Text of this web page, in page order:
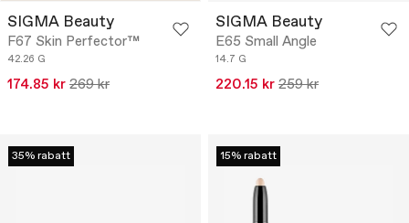
SIGMA Beauty
F67 Skin Perfector™
42.26 G
174.85 kr 269 kr
SIGMA Beauty
E65 Small Angle
14.7 G
220.15 kr 259 kr
35% rabatt 15% rabatt